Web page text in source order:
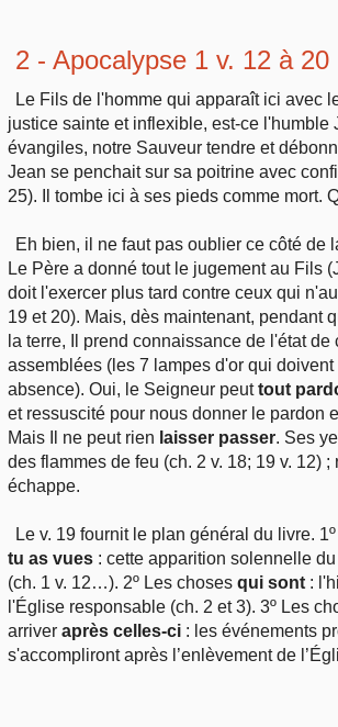
2 - Apocalypse 1 v. 12 à 20
Le Fils de l'homme qui apparaît ici avec
justice sainte et inflexible, est-ce l'humble
évangiles, notre Sauveur tendre et
Jean se penchait sur sa poitrine avec
25). Il tombe ici à ses pieds comme mort.
Eh bien, il ne faut pas oublier ce côté de
Le Père a donné tout le jugement au Fils
doit l'exercer plus tard contre ceux qui
19 et 20). Mais, dès maintenant, pendant
la terre, Il prend connaissance de l'état de
assemblées (les 7 lampes d'or qui
absence). Oui, le Seigneur peuttout
et ressuscité pour nous donner le pardon
Mais Il ne peut rien laisser passer. Ses
des flammes de feu (ch. 2 v. 18; 19 v. 12) ;
échappe.
Le v. 19 fournit le plan général du livre.
tu as vues : cette apparition solennelle
(ch. 1 v. 12…). 2º Les choses qui sont :
l'Église responsable (ch. 2 et 3). 3º Les
arriver après celles-ci : les événements
s'accompliront après l’enlèvement de